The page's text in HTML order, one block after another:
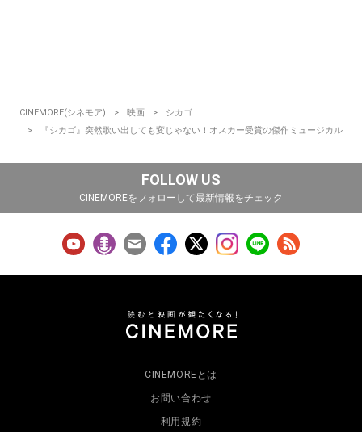
CINEMORE(シネモア) 映画
シカゴ
『シカゴ』突然歌い出しても変じゃない！オスカー受賞の傑作ミュージカル
FOLLOW US
CINEMOREをフォローして最新情報をチェック
CINEMOREとは
お問い合わせ
利用規約